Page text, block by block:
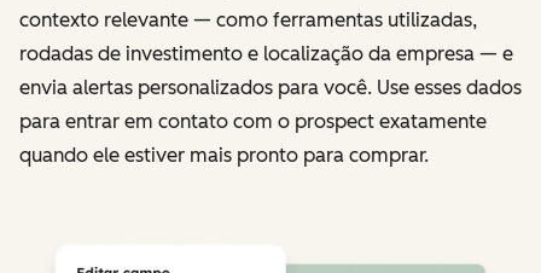
contexto relevante — como ferramentas utilizadas,
rodadas de investimento e localização da empresa — e
envia alertas personalizados para você. Use esses dados
para entrar em contato com o prospect exatamente
quando ele estiver mais pronto para comprar.